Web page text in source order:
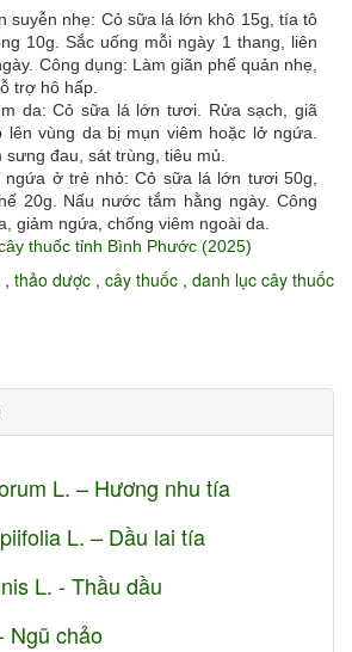
suyễn nhẹ: Cỏ sữa lá lớn khô 15g, tía tô
10g. Sắc uống mỗi ngày 1 thang, liên
Công dụng: Làm giãn phế quản nhẹ,
trợ hô hấp.
da: Cỏ sữa lá lớn tươi. Rửa sạch, giã
lên vùng da bị mụn viêm hoặc lở ngứa.
sưng đau, sát trùng, tiêu mủ.
ngứa ở trẻ nhỏ: Cỏ sữa lá lớn tươi 50g,
20g. Nấu nước tắm hằng ngày. Công
giảm ngứa, chống viêm ngoài da.
thuốc tỉnh Bình Phước (2025)
, thảo dược , cây thuốc , danh lục cây thuốc
L. – Hương nhu tía
L. – Dầu lai tía
L. - Thầu dầu
Ngũ chảo